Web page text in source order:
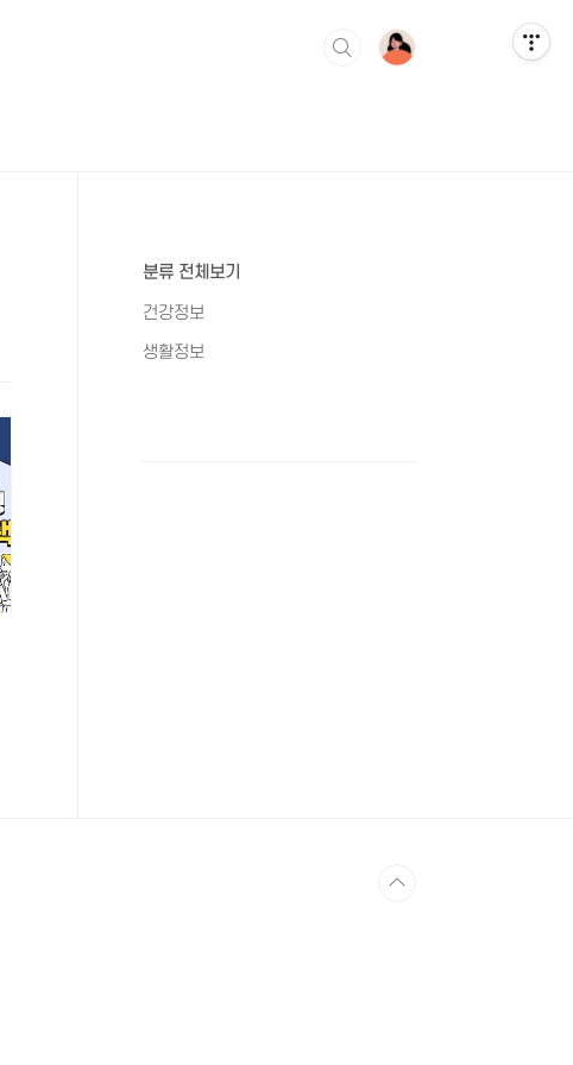
분류 전체보기
건강정보
생활정보